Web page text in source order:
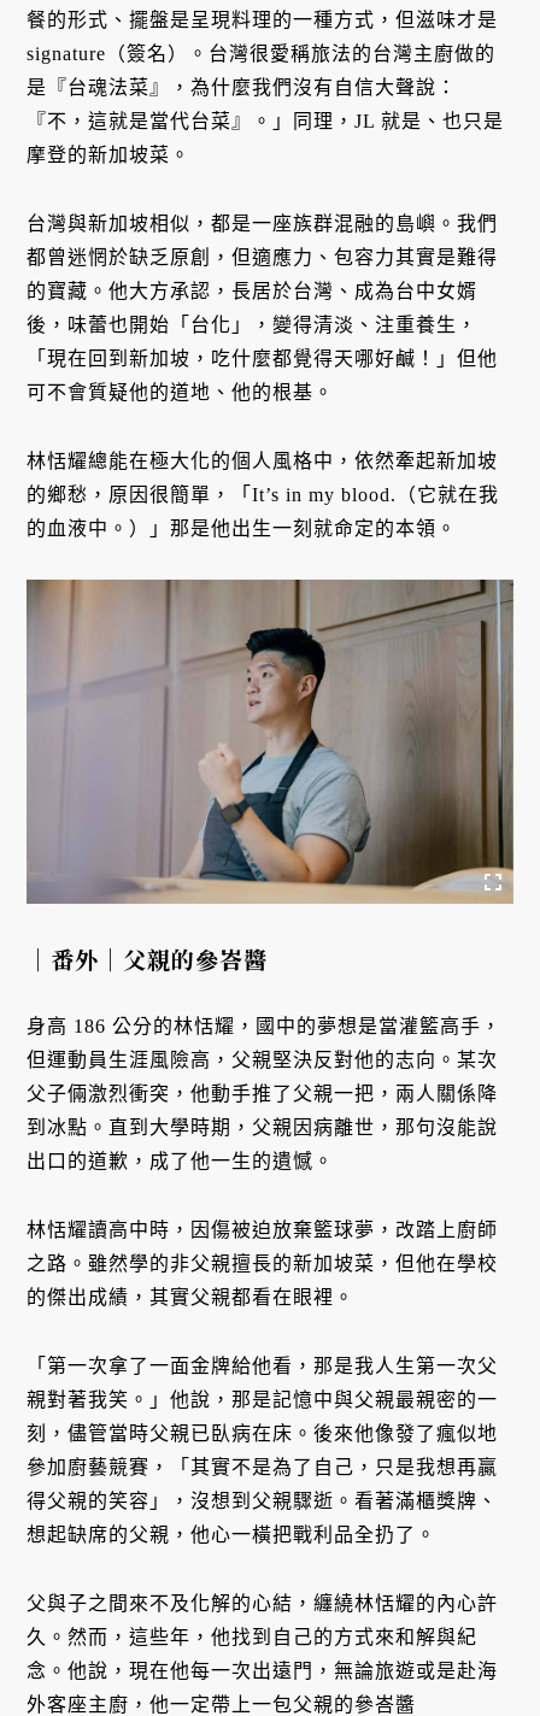
餐的形式、擺盤是呈現料理的一種方式，但滋味才是
signature（簽名）。台灣很愛稱旅法的台灣主廚做的
是『台魂法菜』，為什麼我們沒有自信大聲說：
『不，這就是當代台菜』。」同理，JL 就是、也只是
摩登的新加坡菜。
台灣與新加坡相似，都是一座族群混融的島嶼。我們
都曾迷惘於缺乏原創，但適應力、包容力其實是難得
的寶藏。他大方承認，長居於台灣、成為台中女婿
後，味蕾也開始「台化」，變得清淡、注重養生，
「現在回到新加坡，吃什麼都覺得天哪好鹹！」但他
可不會質疑他的道地、他的根基。
林恬耀總能在極大化的個人風格中，依然牽起新加坡
的鄉愁，原因很簡單，「It’s in my blood.（它就在我
的血液中。）」那是他出生一刻就命定的本領。
｜番外｜父親的參峇醬
身高 186 公分的林恬耀，國中的夢想是當灌籃高手，
但運動員生涯風險高，父親堅決反對他的志向。某次
父子倆激烈衝突，他動手推了父親一把，兩人關係降
到冰點。直到大學時期，父親因病離世，那句沒能說
出口的道歉，成了他一生的遺憾。
林恬耀讀高中時，因傷被迫放棄籃球夢，改踏上廚師
之路。雖然學的非父親擅長的新加坡菜，但他在學校
的傑出成績，其實父親都看在眼裡。
「第一次拿了一面金牌給他看，那是我人生第一次父
親對著我笑。」他說，那是記憶中與父親最親密的一
刻，儘管當時父親已臥病在床。後來他像發了瘋似地
參加廚藝競賽，「其實不是為了自己，只是我想再贏
得父親的笑容」，沒想到父親驟逝。看著滿櫃獎牌、
想起缺席的父親，他心一橫把戰利品全扔了。
父與子之間來不及化解的心結，纏繞林恬耀的內心許
久。然而，這些年，他找到自己的方式來和解與紀
念。他說，現在他每一次出遠門，無論旅遊或是赴海
外客座主廚，他一定帶上一包父親的參峇醬